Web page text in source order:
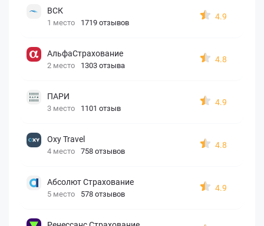
ВСК
1 место 1719 отзывов
4.9
АльфаСтрахование
2 место 1303 отзыва
4.8
ПАРИ
3 место 1101 отзыв
4.9
Oxy Travel
4 место 758 отзывов
4.8
Абсолют Страхование
5 место 578 отзывов
4.9